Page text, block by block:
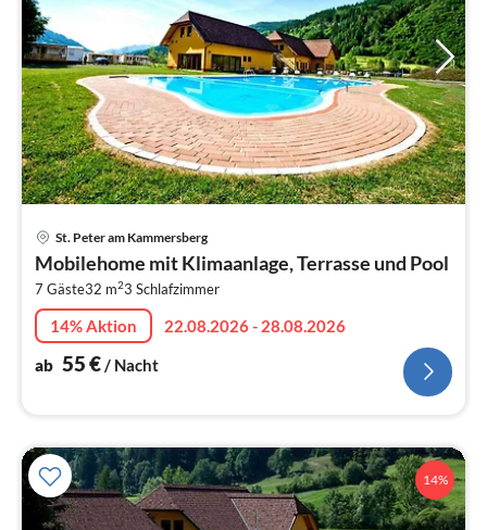
St. Peter am Kammersberg
Mobilehome mit Klimaanlage, Terrasse und Pool
7 Gäste32 m23 Schlafzimmer
14% Aktion
22.08.2026 - 28.08.2026
ab 55€/ Nacht
14%